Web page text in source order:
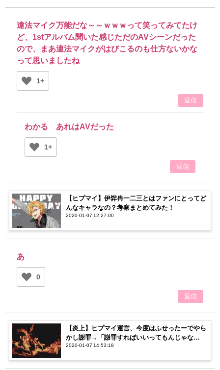
違法マイク万能だな～～ｗｗｗって笑ってみてたけ
ど、1stアルバム聞いた感じただのAVシーンだった
ので、まあ違法マイクがはびこるのも仕方ないかな
って思いましたね
1+
返信
わかる あれはAVだった
1+
返信
【ヒプマイ】伊弉冉一二三とはファンにとってど
んなキャラなの？考察まとめてみた！
2020-01-07 12:27:00
あ
0
返信
【炎上】ヒプマイ運営、今度はふせったーでやら
かし謝罪→「謝罪すればいいってもんじゃな
い！」「謝罪したから良くない？」【賛否両論】
2020-01-07 14:53:18